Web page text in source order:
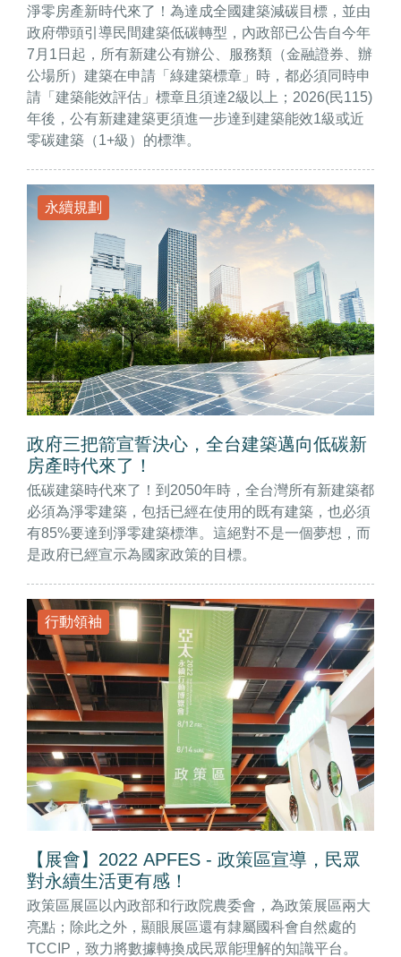
淨零房產新時代來了！為達成全國建築減碳目標，並由
政府帶頭引導民間建築低碳轉型，內政部已公告自今年
7月1日起，所有新建公有辦公、服務類（金融證券、辦
公場所）建築在申請「綠建築標章」時，都必須同時申
請「建築能效評估」標章且須達2級以上；2026(民115)
年後，公有新建建築更須進一步達到建築能效1級或近
零碳建築（1+級）的標準。
永續規劃
政府三把箭宣誓決心，全台建築邁向低碳新
房產時代來了！
低碳建築時代來了！到2050年時，全台灣所有新建築都
必須為淨零建築，包括已經在使用的既有建築，也必須
有85%要達到淨零建築標準。這絕對不是一個夢想，而
是政府已經宣示為國家政策的目標。
行動領袖
【展會】2022 APFES - 政策區宣導，民眾
對永續生活更有感！
政策區展區以內政部和行政院農委會，為政策展區兩大
亮點；除此之外，顯眼展區還有隸屬國科會自然處的
TCCIP，致力將數據轉換成民眾能理解的知識平台。